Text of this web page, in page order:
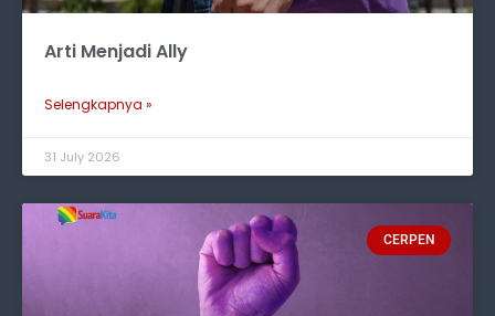
Arti Menjadi Ally
Selengkapnya »
31 July 2026
CERPEN